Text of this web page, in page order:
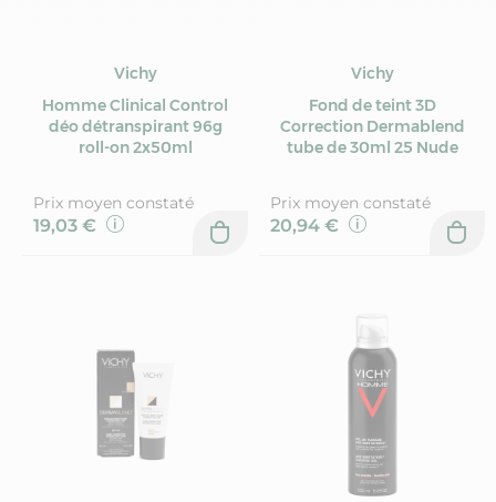
Vichy
Homme Clinical Control
déo détranspirant 96g
roll-on 2x50ml
Prix moyen constaté
19,03 €
Vichy
Fond de teint 3D
Correction Dermablend
tube de 30ml 25 Nude
Prix moyen constaté
20,94 €